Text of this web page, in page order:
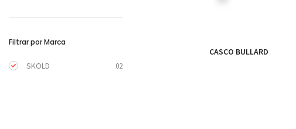
CASCO BULLARD
Filtrar por Marca
SKOLD 02